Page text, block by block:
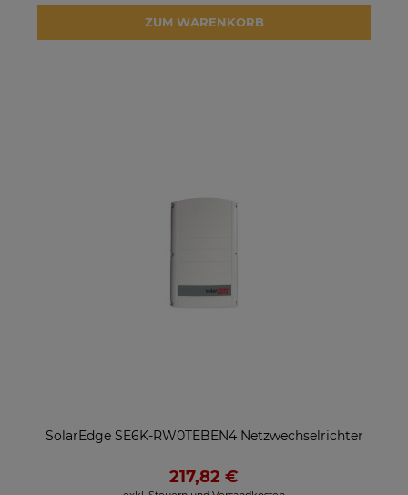
ZUM WARENKORB
SolarEdge SE6K-RW0TEBEN4 Netzwechselrichter
217,82 €